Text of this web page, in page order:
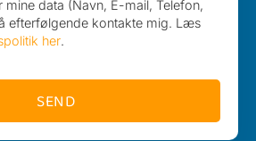
mine data (Navn, E-mail, Telefon,
efterfølgende kontakte mig. Læs
her.
SEND